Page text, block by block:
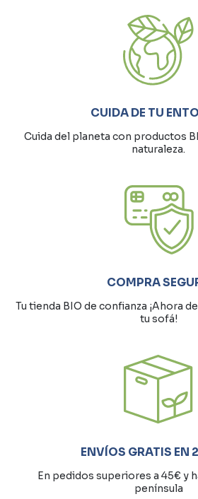
CUIDA DE TU
Cuida del planeta con productos
naturaleza.
COMPRA
Tu tienda BIO de confianza ¡Ahora
tu sofá!
ENVÍOS GRATIS EN
En pedidos superiores a 45€ y
península